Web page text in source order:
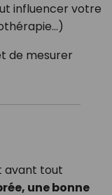
influencer votre
de mesurer
avant tout
une bonne